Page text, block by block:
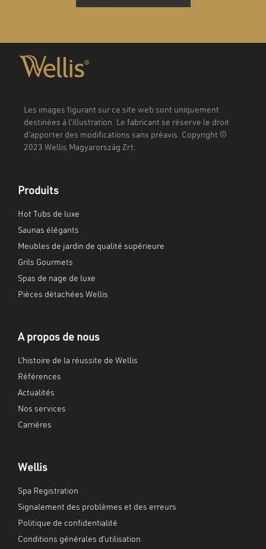
Les images figurant sur ce site web sont uniquement
destinées à l'illustration. Le fabricant se réserve le droit
d'apporter des modifications sans préavis. Copyright ©
2023 Wellis Magyarország Zrt.
Produits
Hot Tubs de luxe
Saunas élégants
Meubles de jardin de qualité supérieure
Grils Gourmets
Spas de nage de luxe
Pièces détachées Wellis
A propos de nous
L’histoire de la réussite de Wellis
Références
Actualités
Nos services
Carrières
Wellis
Spa Registration
Signalement des problèmes et des erreurs
Politique de confidentialité
Conditions générales d’utilisation